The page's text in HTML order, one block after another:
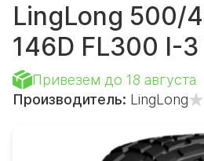
LingLong 500/
146D FL300 I-3
Привезем до 18 августа
Производитель: LingLong